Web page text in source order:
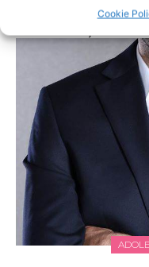
Cookie
Legătura dintre